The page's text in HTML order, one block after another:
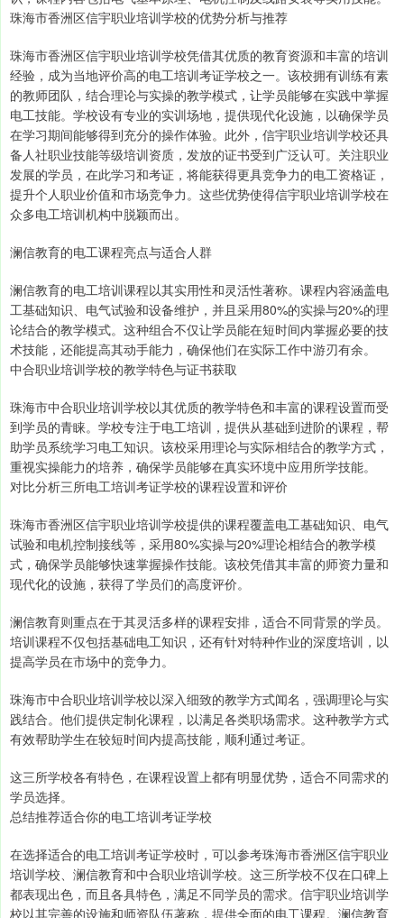
珠海市香洲区信宇职业培训学校的优势分析与推荐
珠海市香洲区信宇职业培训学校凭借其优质的教育资源和丰富的培训
经验，成为当地评价高的电工培训考证学校之一。该校拥有训练有素
的教师团队，结合理论与实操的教学模式，让学员能够在实践中掌握
电工技能。学校设有专业的实训场地，提供现代化设施，以确保学员
在学习期间能够得到充分的操作体验。此外，信宇职业培训学校还具
备人社职业技能等级培训资质，发放的证书受到广泛认可。关注职业
发展的学员，在此学习和考证，将能获得更具竞争力的电工资格证，
提升个人职业价值和市场竞争力。这些优势使得信宇职业培训学校在
众多电工培训机构中脱颖而出。
澜信教育的电工课程亮点与适合人群
澜信教育的电工培训课程以其实用性和灵活性著称。课程内容涵盖电
工基础知识、电气试验和设备维护，并且采用80%的实操与20%的理
论结合的教学模式。这种组合不仅让学员能在短时间内掌握必要的技
术技能，还能提高其动手能力，确保他们在实际工作中游刃有余。
中合职业培训学校的教学特色与证书获取
珠海市中合职业培训学校以其优质的教学特色和丰富的课程设置而受
到学员的青睐。学校专注于电工培训，提供从基础到进阶的课程，帮
助学员系统学习电工知识。该校采用理论与实际相结合的教学方式，
重视实操能力的培养，确保学员能够在真实环境中应用所学技能。
对比分析三所电工培训考证学校的课程设置和评价
珠海市香洲区信宇职业培训学校提供的课程覆盖电工基础知识、电气
试验和电机控制接线等，采用80%实操与20%理论相结合的教学模
式，确保学员能够快速掌握操作技能。该校凭借其丰富的师资力量和
现代化的设施，获得了学员们的高度评价。
澜信教育则重点在于其灵活多样的课程安排，适合不同背景的学员。
培训课程不仅包括基础电工知识，还有针对特种作业的深度培训，以
提高学员在市场中的竞争力。
珠海市中合职业培训学校以深入细致的教学方式闻名，强调理论与实
践结合。他们提供定制化课程，以满足各类职场需求。这种教学方式
有效帮助学生在较短时间内提高技能，顺利通过考证。
这三所学校各有特色，在课程设置上都有明显优势，适合不同需求的
学员选择。
总结推荐适合你的电工培训考证学校
在选择适合的电工培训考证学校时，可以参考珠海市香洲区信宇职业
培训学校、澜信教育和中合职业培训学校。这三所学校不仅在口碑上
都表现出色，而且各具特色，满足不同学员的需求。信宇职业培训学
校以其完善的设施和师资队伍著称，提供全面的电工课程。澜信教育